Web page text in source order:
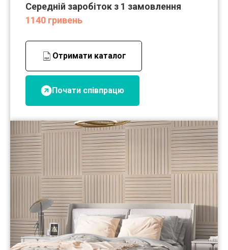
Середній заробіток з 1 замовлення
1140 гривень
Отримати каталог
Почати співпрацю